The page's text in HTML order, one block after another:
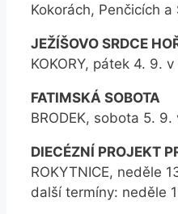
Kokorách, Penčicích a
JEŽÍŠOVO SRDCE
KOKORY, pátek 4. 9.
FATIMSKÁ SOBOTA
BRODEK, sobota 5. 9.
DIECÉZNÍ PROJEKT
ROKYTNICE, neděle
další termíny: neděle